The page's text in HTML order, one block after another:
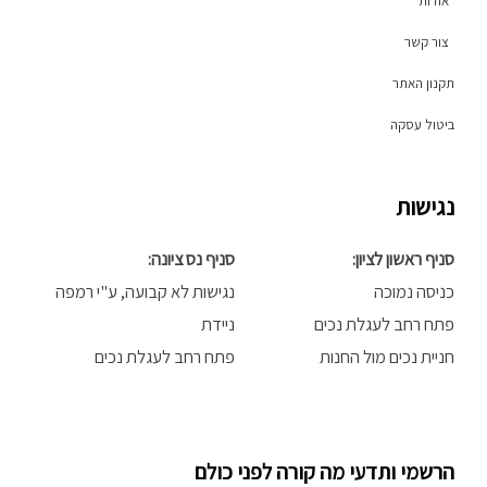
צור קשר
תקנון האתר
ביטול עסקה
נגישות
סניף ראשון לציון:
כניסה נמוכה
פתח רחב לעגלת נכים
חניית נכים מול החנות
סניף נס ציונה:
נגישות לא קבועה, ע"י רמפה
ניידת
פתח רחב לעגלת נכים
הרשמי ותדעי מה קורה לפני כולם